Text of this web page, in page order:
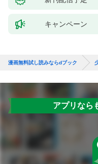
キャンペーン
漫画無料試し読みならdブック
アプリなら